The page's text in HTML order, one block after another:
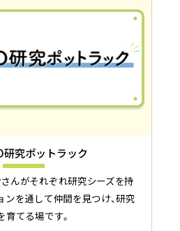
研究ポットラック
んがそれぞれ研究シーズを持
ンを通して仲間を見つけ、研究
育てる場です。